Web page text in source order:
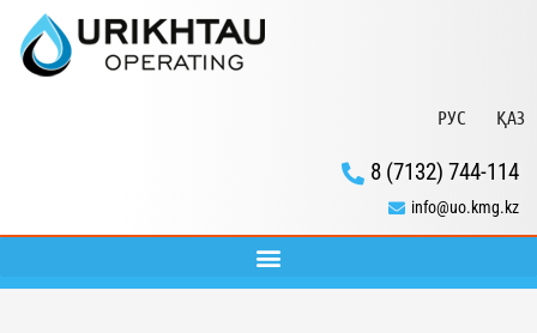
РУС ҚАЗ
8 (7132) 744-114
info@uo.kmg.kz